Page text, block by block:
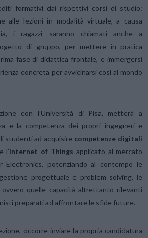
formativi dai rispettivi corsi di studio:
alle lezioni in modalità virtuale, a causa
i ragazzi saranno chiamati anche a
di gruppo, per mettere in pratica
fase di didattica frontale, e immergersi
concreta per avvicinarsi così al mondo
con l’Università di Pisa, metterà a
e la competenza dei propri ingegneri e
studenti ad acquisire competenze digitali
l’Internet of Thingsapplicato al mercato
Electronics, potenziando al contempo le
progettuale e problem solving, le
ovvero quelle capacità altrettanto rilevanti
preparati ad affrontare le sfide future.
occorre inviare la propria candidatura